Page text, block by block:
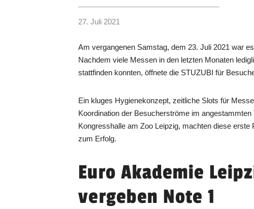
27. Juli 2021
Am vergangenen Samstag, dem 23. Juli 2021 war
Nachdem viele Messen in den letzten Monaten
stattfinden konnten, öffnete die STUZUBI für
Ein kluges Hygienekonzept, zeitliche Slots für
Koordination der Besucherströme im angestammten
Kongresshalle am Zoo Leipzig, machten diese
zum Erfolg.
Euro Akademie
vergeben Note 1